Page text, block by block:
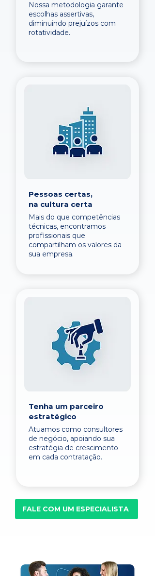
Nossa metodologia garante
escolhas assertivas,
diminuindo prejuízos com
rotatividade.
Pessoas certas,
na cultura certa
Mais do que competências
técnicas, encontramos
profissionais que
compartilham os valores da
sua empresa.
Tenha um parceiro
estratégico
Atuamos como consultores
de negócio, apoiando sua
estratégia de crescimento
em cada contratação.
FALE COM UM ESPECIALISTA